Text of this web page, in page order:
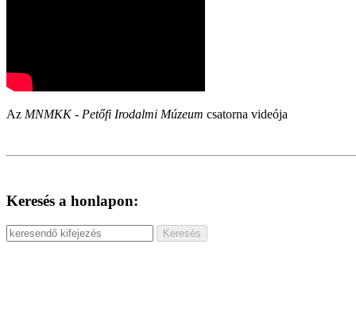
Az MNMKK - Petőfi Irodalmi Múzeum csatorna videója
Keresés a honlapon: